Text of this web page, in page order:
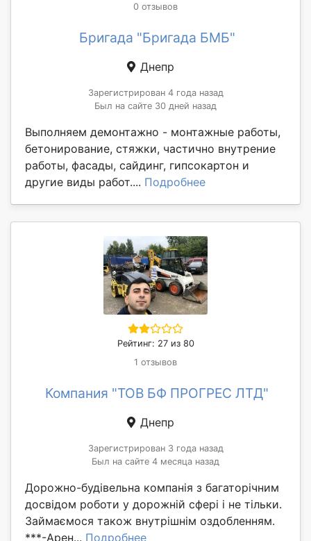
0 отзывов
Бригада "Бригада БМБ"
Днепр
Зарегистрирован 4 года назад
Был на сайте 30 дней назад
Выполняем демонтажно - монтажные работы,
бетонирование, стяжки, частично внутрение
работы, фасады, сайдинг, гипсокартон и
другие виды работ.... Подробнее
Рейтинг: 27 из 80
1 отзывов
Компания "ТОВ БФ ПРОГРЕС ЛТД"
Днепр
Зарегистрирован 3 года назад
Был на сайте 4 месяца назад
Дорожно-будівельна компанія з багаторічним
досвідом роботи у дорожній сфері і не тільки.
Займаємося також внутрішнім оздобленням.
***-Арен... Подробнее